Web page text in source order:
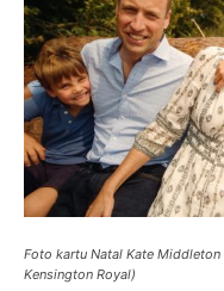
Foto kartu Natal Kate
Kensington Royal)